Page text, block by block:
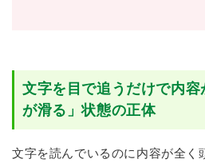
文字を目で追うだけで内容
が滑る」状態の正体
文字を読んでいるのに内容が全く